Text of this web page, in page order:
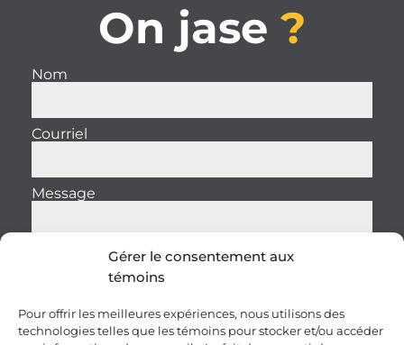
Gérer le consentement aux
témoins
Pour offrir les meilleures expériences, nous utilisons des
technologies telles que les témoins pour stocker et/ou accéder
On jase ?
Nom
Courriel
Message
Envoyer